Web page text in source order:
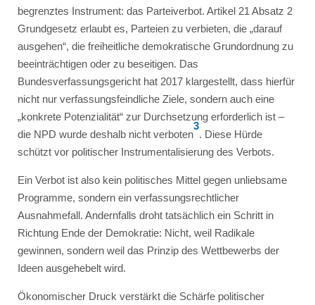
begrenztes Instrument: das Parteiverbot. Artikel 21 Absatz 2
Grundgesetz erlaubt es, Parteien zu verbieten, die „darauf
ausgehen“, die freiheitliche demokratische Grundordnung zu
beeinträchtigen oder zu beseitigen. Das
Bundesverfassungsgericht hat 2017 klargestellt, dass hierfür
nicht nur verfassungsfeindliche Ziele, sondern auch eine
„konkrete Potenzialität“ zur Durchsetzung erforderlich ist –
die NPD wurde deshalb nicht verboten
3
. Diese Hürde
schützt vor politischer Instrumentalisierung des Verbots.
Ein Verbot ist also kein politisches Mittel gegen unliebsame
Programme, sondern ein verfassungsrechtlicher
Ausnahmefall. Andernfalls droht tatsächlich ein Schritt in
Richtung Ende der Demokratie: Nicht, weil Radikale
gewinnen, sondern weil das Prinzip des Wettbewerbs der
Ideen ausgehebelt wird.
Ökonomischer Druck verstärkt die Schärfe politischer